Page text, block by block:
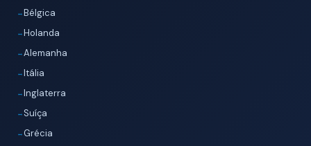
Bélgica
Holanda
Alemanha
Itália
Inglaterra
Suíça
Grécia